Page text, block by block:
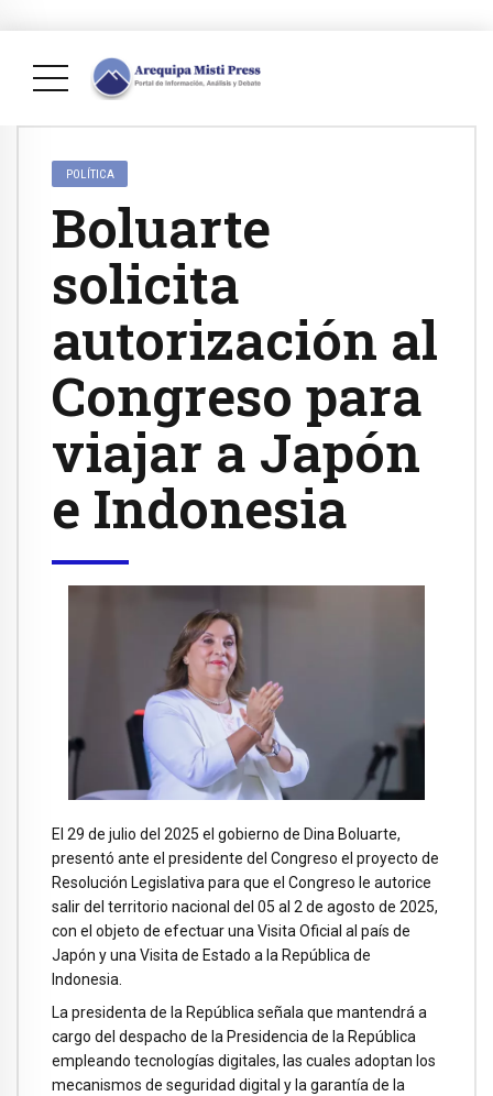
POLÍTICA
Boluarte
solicita
autorización al
Congreso para
viajar a Japón
e Indonesia
El 29 de julio del 2025 el gobierno de Dina Boluarte,
presentó ante el presidente del Congreso el proyecto de
Resolución Legislativa para que el Congreso le autorice
salir del territorio nacional del 05 al 2 de agosto de 2025,
con el objeto de efectuar una Visita Oficial al país de
Japón y una Visita de Estado a la República de
Indonesia.
La presidenta de la República señala que mantendrá a
cargo del despacho de la Presidencia de la República
empleando tecnologías digitales, las cuales adoptan los
mecanismos de seguridad digital y la garantía de la